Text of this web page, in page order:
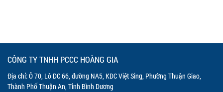
CÔNG TY TNHH PCCC HOÀNG GIA
Địa chỉ: Ô 70, Lô DC 66, đường NA5, KDC Việt Sing, Phường Thuận Giao,
Thành Phố Thuận An, Tỉnh Bình Dương